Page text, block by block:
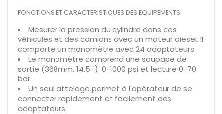
FONCTIONS ET CARACTERISTIQUES DES EQUIPEMENTS:
Mesurer la pression du cylindre dans des
véhicules et des camions avec un moteur diesel. Il
comporte un manomètre avec 24 adaptateurs.
Le manomètre comprend une soupape de
sortie (368mm, 14.5 "). 0-1000 psi et lecture 0-70
bar.
Un seul attelage permet à l'opérateur de se
connecter rapidement et facilement des
adaptateurs.